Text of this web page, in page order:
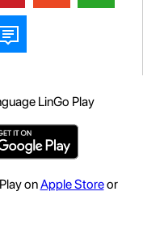
LinGo Play
onApple Storeor